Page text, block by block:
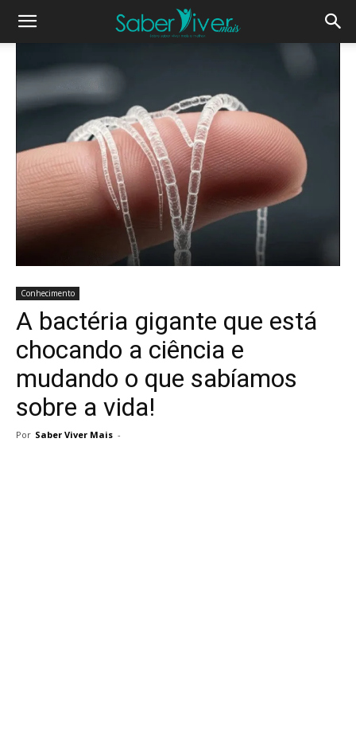
Conhecimento
A bactéria gigante que está
chocando a ciência e
mudando o que sabíamos
sobre a vida!
Por Saber Viver Mais -